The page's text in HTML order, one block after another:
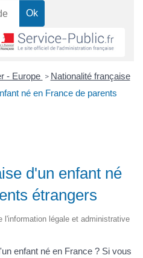
- Europe > Nationalité française
né en France de parents
d'un enfant né
étrangers
l'information légale et administrative
enfant né en France ? Si vous